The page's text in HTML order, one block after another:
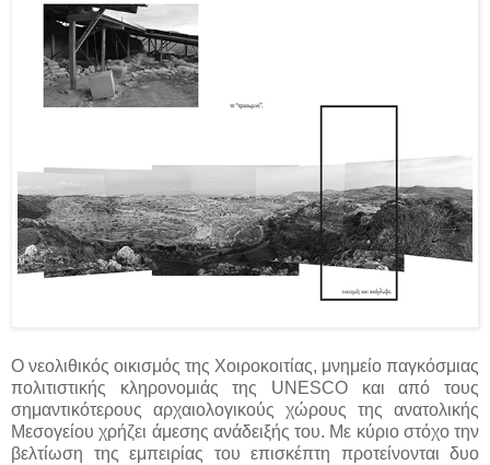
Ο νεολιθικός οικισμός της Χοιροκοιτίας, μνημείο παγκόσμιας
πολιτιστικής κληρονομιάς της UNESCO και από τους
σημαντικότερους αρχαιολογικούς χώρους της ανατολικής
Μεσογείου χρήζει άμεσης ανάδειξής του. Με κύριο στόχο την
βελτίωση της εμπειρίας του επισκέπτη προτείνονται δυο